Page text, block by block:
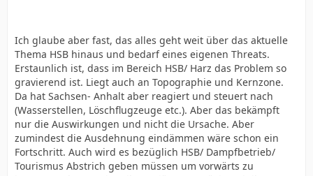
Ich glaube aber fast, das alles geht weit über das aktuelle
Thema HSB hinaus und bedarf eines eigenen Threats.
Erstaunlich ist, dass im Bereich HSB/ Harz das Problem so
gravierend ist. Liegt auch an Topographie und Kernzone.
Da hat Sachsen- Anhalt aber reagiert und steuert nach
(Wasserstellen, Löschflugzeuge etc.). Aber das bekämpft
nur die Auswirkungen und nicht die Ursache. Aber
zumindest die Ausdehnung eindämmen wäre schon ein
Fortschritt. Auch wird es bezüglich HSB/ Dampfbetrieb/
Tourismus Abstrich geben müssen um vorwärts zu